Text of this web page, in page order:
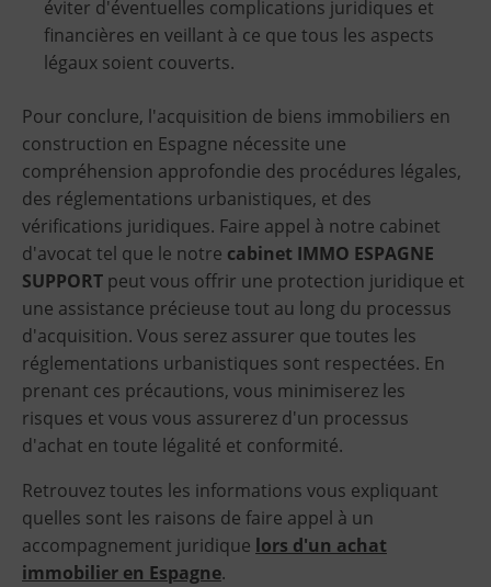
éviter d'éventuelles complications juridiques et
financières en veillant à ce que tous les aspects
légaux soient couverts.
Pour conclure, l'acquisition de biens immobiliers en
construction en Espagne nécessite une
compréhension approfondie des procédures légales,
des réglementations urbanistiques, et des
vérifications juridiques. Faire appel à notre cabinet
d'avocat tel que le notre cabinet IMMO ESPAGNE
SUPPORT peut vous offrir une protection juridique et
une assistance précieuse tout au long du processus
d'acquisition. Vous serez assurer que toutes les
réglementations urbanistiques sont respectées. En
prenant ces précautions, vous minimiserez les
risques et vous vous assurerez d'un processus
d'achat en toute légalité et conformité.
Retrouvez toutes les informations vous expliquant
quelles sont les raisons de faire appel à un
accompagnement juridique lors d'un achat
immobilier en Espagne.